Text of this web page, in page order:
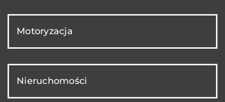
Motoryzacja
Nieruchomości